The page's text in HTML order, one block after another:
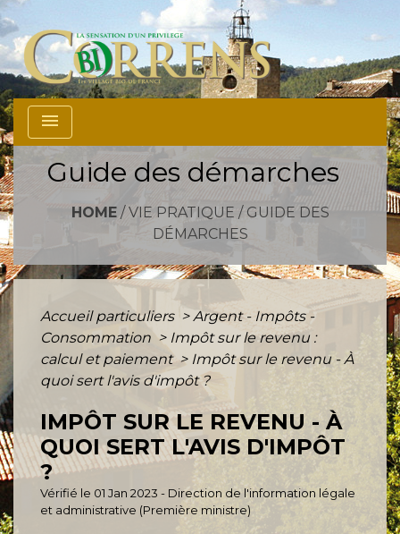
menu
Guide des démarches
HOME/ VIE PRATIQUE / GUIDE DES
DÉMARCHES
Accueil particuliers > Argent - Impôts -
Consommation > Impôt sur le revenu :
calcul et paiement> Impôt sur le revenu - À
quoi sert l'avis d'impôt ?
IMPÔT SUR LE REVENU - À
QUOI SERT L'AVIS D'IMPÔT
?
Vérifié le 01 Jan 2023 - Direction de l'information légale
et administrative (Première ministre)